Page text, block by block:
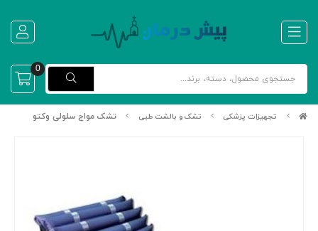
0
تجهیزات پزشکی تشک و بالشت طبی تشک مواج سلولی وکتو